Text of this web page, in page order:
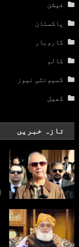
فیشن
پاکستان
کاروبار
کالم
کمیونٹی نیوز
کھیل
تازہ خبریں